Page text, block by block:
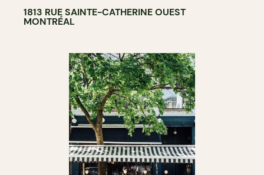
1813 RUE SAINTE-CATHERINE OUEST
MONTRÉAL